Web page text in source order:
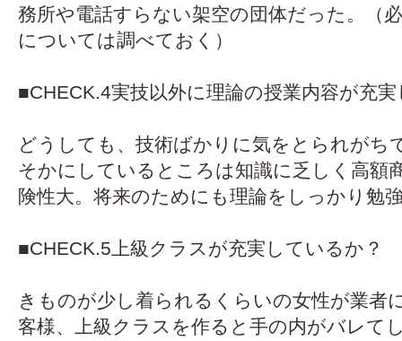
務所や電話すらない架空の団体だった。（
については調べておく）
■CHECK.4実技以外に理論の授業内容が充
どうしても、技術ばかりに気をとられがち
そかにしているところは知識に乏しく高額
険性大。将来のためにも理論をしっかり勉
■CHECK.5上級クラスが充実しているか？
きものが少し着られるくらいの女性が業者
客様、上級クラスを作ると手の内がバレて